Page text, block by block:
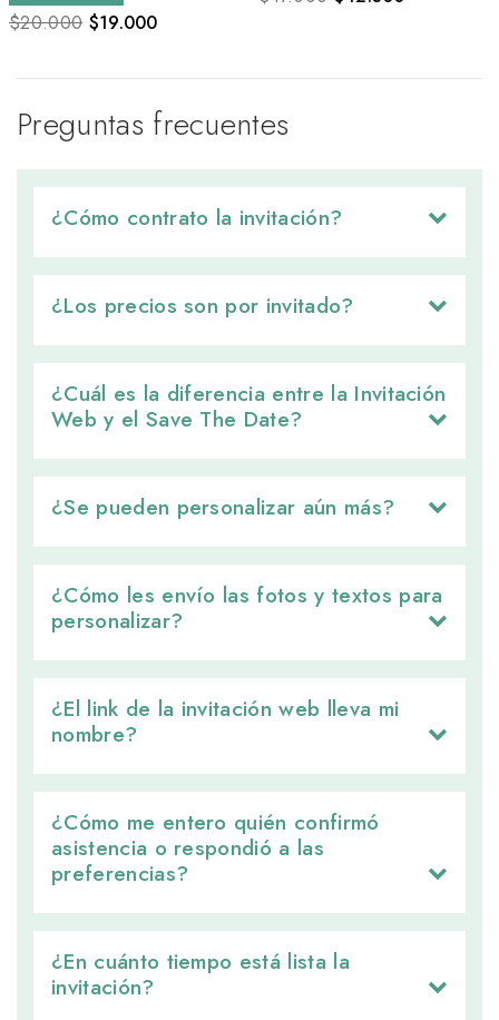
$20.000$19.000
Preguntas frecuentes
¿Cómo contrato la invitación?
¿Los precios son por invitado?
¿Cuál es la diferencia entre la Invitación
Web y el Save The Date?
¿Se pueden personalizar aún más?
¿Cómo les envío las fotos y textos para
personalizar?
¿El link de la invitación web lleva mi
nombre?
¿Cómo me entero quién confirmó
asistencia o respondió a las
preferencias?
¿En cuánto tiempo está lista la
invitación?